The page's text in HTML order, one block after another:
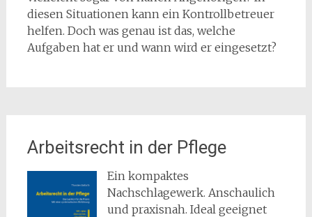
diesen Situationen kann ein Kontrollbetreuer
helfen. Doch was genau ist das, welche
Aufgaben hat er und wann wird er eingesetzt?
Arbeitsrecht in der Pflege
Ein kompaktes
Nachschlagewerk. Anschaulich
und praxisnah. Ideal geeignet